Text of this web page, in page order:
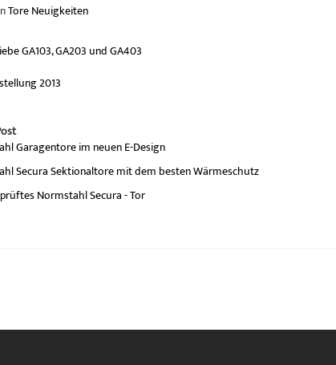
Tore Neuigkeiten
GA103, GA203 und GA403
2013
Garagentore im neuen E-Design
Secura Sektionaltore mit dem besten Wärmeschutz
Normstahl Secura - Tor